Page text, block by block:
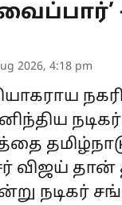
2026, 4:18 pm
விஜய் தான்
நடிகர்